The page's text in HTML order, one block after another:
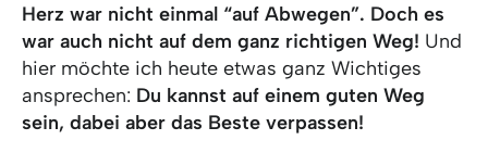
Herz war nicht einmal “auf Abwegen”. Doch es
war auch nicht auf dem ganz richtigen Weg! Und
hier möchte ich heute etwas ganz Wichtiges
ansprechen: Du kannst auf einem guten Weg
sein, dabei aber das Beste verpassen!